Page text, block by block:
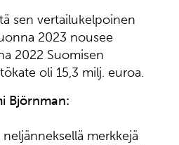
sen vertailukelpoinen
2023 nousee
2022 Suomisen
oli 15,3 milj. euroa.
Björnman:
merkkejä